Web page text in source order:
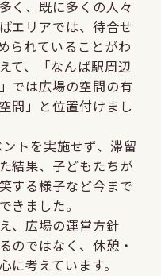
く、既に多くの人々
エリアでは、待合せ
られていることがわ
て、「なんば駅周辺
では広場の空間の有
間」と位置付けまし
トを実施せず、滞留
結果、子どもたちが
する様子など今まで
きました。
、広場の運営方針
のではなく、休憩・
考えています。